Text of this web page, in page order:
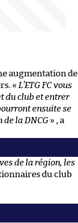
augmentation de
« L’ETG FC vous
du club et entrer
ensuite se
de la DNCG » , a
de la région, les
du club